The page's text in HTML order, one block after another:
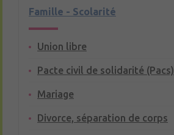
Famille - Scolarité
Union libre
Pacte civil de solidarité (Pacs)
Mariage
Divorce, séparation de corps